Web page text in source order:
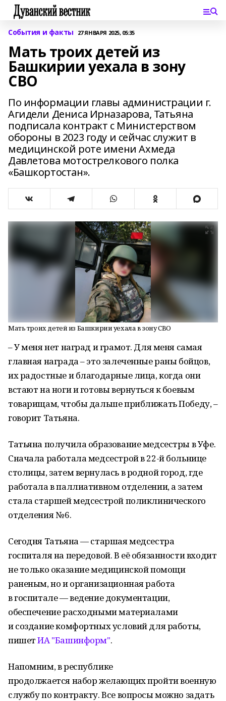
События и факты 27 ЯНВАРЯ 2025, 05:35
Мать троих детей из
Башкирии уехала в зону
СВО
По информации главы администрации г.
Агидели Дениса Ирназарова, Татьяна
подписала контракт с Министерством
обороны в 2023 году и сейчас служит в
медицинской роте имени Ахмеда
Давлетова мотострелкового полка
«Башкортостан».
Мать троих детей из Башкирии уехала в зону СВО
– У меня нет наград и грамот. Для меня самая
главная награда – это залеченные раны бойцов,
их радостные и благодарные лица, когда они
встают на ноги и готовы вернуться к боевым
товарищам, чтобы дальше приближать Победу, –
говорит Татьяна.
Татьяна получила образование медсестры в Уфе.
Сначала работала медсестрой в 22-й больнице
столицы, затем вернулась в родной город, где
работала в паллиативном отделении, а затем
стала старшей медсестрой поликлинического
отделения № 6.
Сегодня Татьяна — старшая медсестра
госпиталя на передовой. В её обязанности входит
не только оказание медицинской помощи
раненым, но и организационная работа
в госпитале — ведение документации,
обеспечение расходными материалами
и создание комфортных условий для работы,
пишетИА "Башинформ".
Напомним, в республике
продолжается набор желающих пройти военную
службу по контракту. Все вопросы можно задать